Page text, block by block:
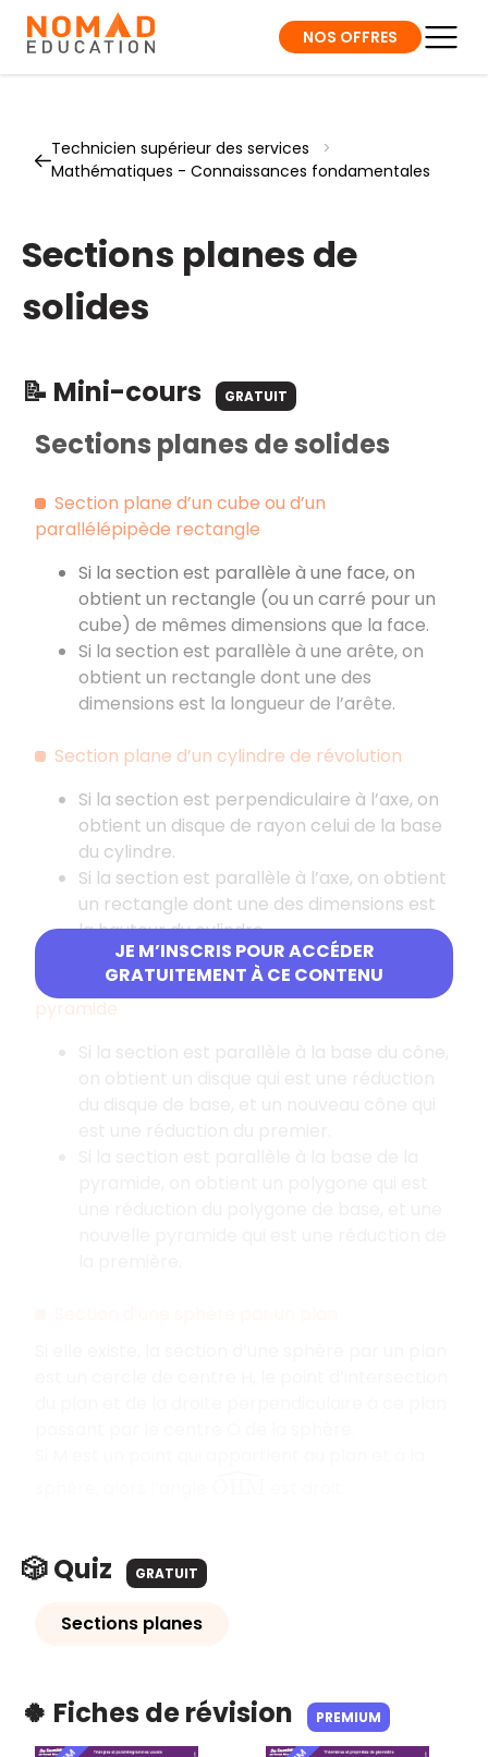
NOS OFFRES
Technicien supérieur des services
>
Mathématiques - Connaissances fondamentales
Sections planes de
solides
📝 Mini-cours GRATUIT
JE M’INSCRIS POUR ACCÉDER
GRATUITEMENT À CE CONTENU
Sections planes de solides
Section plane d’un cube ou d’un
parallélépipède rectangle
Si la section est parallèle à une face, on
obtient un rectangle (ou un carré pour un
cube) de mêmes dimensions que la face.
Si la section est parallèle à une arête, on
obtient un rectangle dont une des
dimensions est la longueur de l’arête.
Section plane d’un cylindre de révolution
Si la section est perpendiculaire à l’axe, on
obtient un disque de rayon celui de la base
du cylindre.
Si la section est parallèle à l’axe, on obtient
un rectangle dont une des dimensions est
la hauteur du cylindre.
Section plane d’un cône de révolution ou d'une
pyramide
Si la section est parallèle à la base du cône,
🎲 Quiz GRATUIT
Sections planes
🍀 Fiches de révision PREMIUM